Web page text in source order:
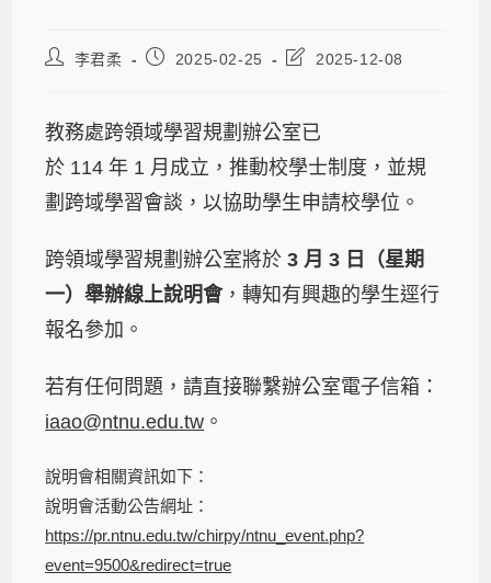
李君柔 2025-02-25 2025-12-08
教務處跨領域學習規劃辦公室已
於 114 年 1 月成立，推動校學士制度，並規
劃跨域學習會談，以協助學生申請校學位。
跨領域學習規劃辦公室將於3 月 3 日（星期
一）舉辦線上說明會，轉知有興趣的學生逕行
報名參加。
若有任何問題，請直接聯繫辦公室電子信箱：
iaao@ntnu.edu.tw 。
說明會相關資訊如下：
說明會活動公告網址：
https://pr.ntnu.edu.tw/chirpy/ntnu_event.php?
event=9500&redirect=true